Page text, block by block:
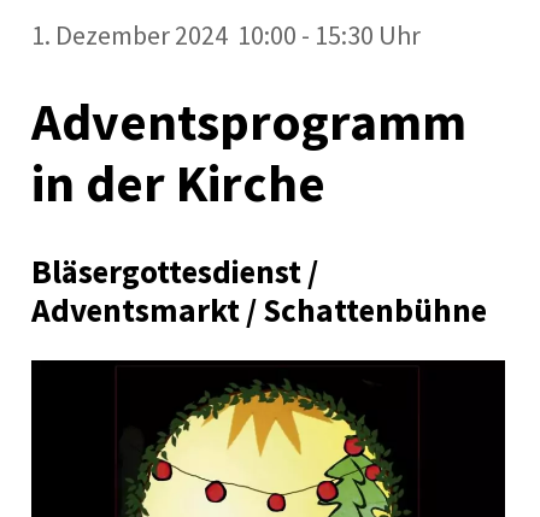
1. Dezember 2024 10:00 - 15:30 Uhr
Adventsprogramm
in der Kirche
Bläsergottesdienst /
Adventsmarkt / Schattenbühne